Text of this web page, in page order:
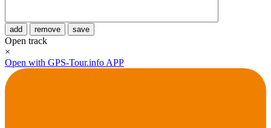
add remove save
Open track
×
Open with GPS-Tour.info APP